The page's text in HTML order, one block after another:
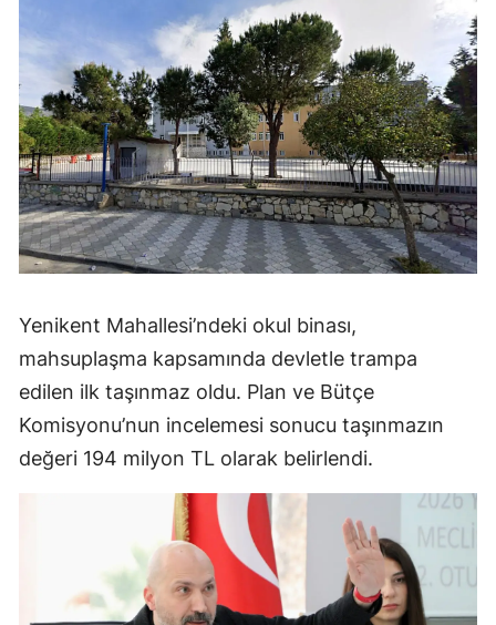
Yenikent Mahallesi’ndeki okul binası,
mahsuplaşma kapsamında devletle trampa
edilen ilk taşınmaz oldu. Plan ve Bütçe
Komisyonu’nun incelemesi sonucu taşınmazın
değeri 194 milyon TL olarak belirlendi.